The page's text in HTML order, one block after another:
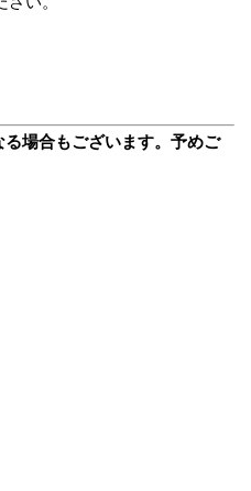
場合もございます。予めご